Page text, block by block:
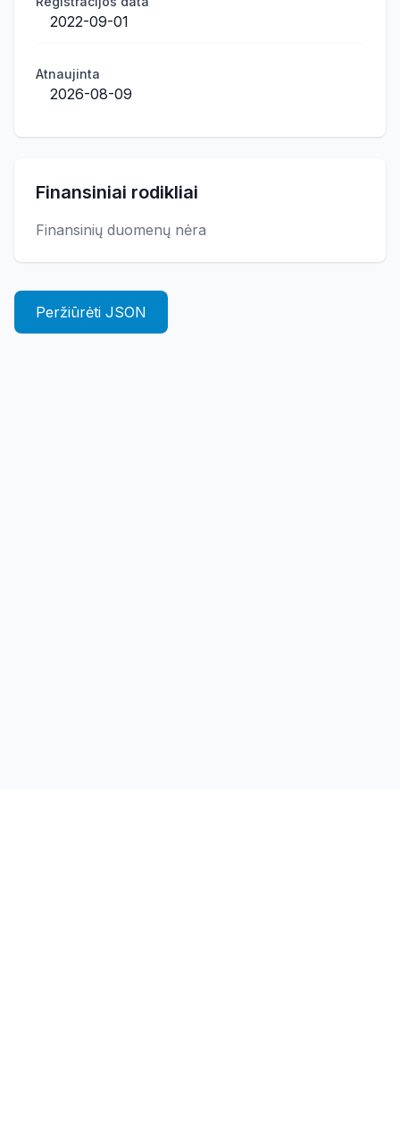
2022-09-01
Atnaujinta
2026-08-09
Finansiniai rodikliai
Finansinių duomenų nėra
Peržiūrėti JSON